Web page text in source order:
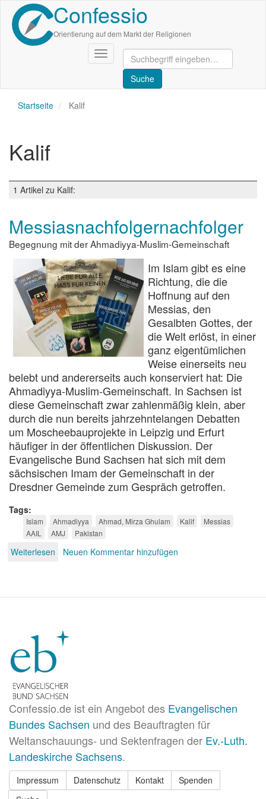
Direkt
zum
Inhalt
Confessio
Orientierung auf dem Markt der Religionen
Navigation
aktivieren/deaktivieren
Startseite Kalif
Kalif
1 Artikel zu Kalif:
Messiasnachfolgernachfolger
Begegnung mit der Ahmadiyya-Muslim-Gemeinschaft
Im Islam gibt es eine
Richtung, die die
Hoffnung auf den
Messias, den
Gesalbten Gottes, der
die Welt erlöst, in einer
ganz eigentümlichen
Weise einerseits neu
belebt und andererseits auch konserviert hat: Die
Ahmadiyya-Muslim-Gemeinschaft. In Sachsen ist
diese Gemeinschaft zwar zahlenmäßig klein, aber
durch die nun bereits jahrzehntelangen Debatten
um Moscheebauprojekte in Leipzig und Erfurt
häufiger in der öffentlichen Diskussion. Der
Evangelische Bund Sachsen hat sich mit dem
sächsischen Imam der Gemeinschaft in der
Dresdner Gemeinde zum Gespräch getroffen.
Tags
Islam Ahmadiyya Ahmad, Mirza Ghulam Kalif
Messias
AAIL
AMJ Pakistan
Weiterlesen über
Neuen Kommentar hinzufügen
Confessio.de ist ein Angebot des Evangelischen
Bundes Sachsen und des Beauftragten für
Weltanschauungs- und Sektenfragen der Ev.-Luth.
Landeskirche Sachsens.
Impressum Datenschutz Kontakt
Spenden